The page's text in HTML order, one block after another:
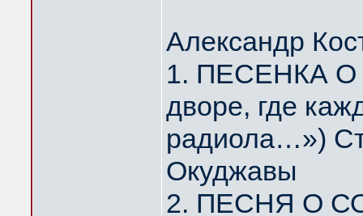
Александр
1. ПЕСЕНКА
дворе, где
радиола…»)
Окуджавы
2. ПЕСНЯ О